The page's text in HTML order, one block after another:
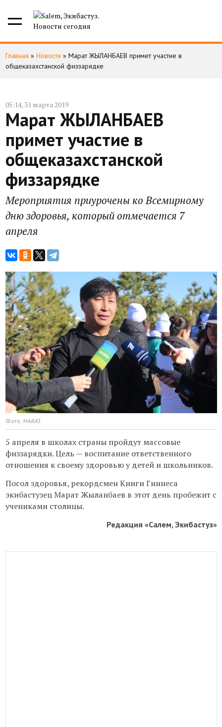
Главная » Новости » Марат ЖЫЛАНБАЕВ примет участие в
общеказахстанской физзарядке
05:14, 31 марта 2019
Марат ЖЫЛАНБАЕВ
примет участие в
общеказахстанской
физзарядке
Мероприятия приурочены ко Всемирному
дню здоровья, который отмечается 7
апреля
Фото: MARAT.
5 апреля в школах страны пройдут массовые
физзарядки. Цель — воспитание ответственного
отношения к своему здоровью у детей и школьников.
Посол здоровья, рекордсмен Книги Гиннеса
экибастузец Марат Жыланбаев в этот день пробежит с
учениками столицы.
Редакция «Салем, Экибастуз»